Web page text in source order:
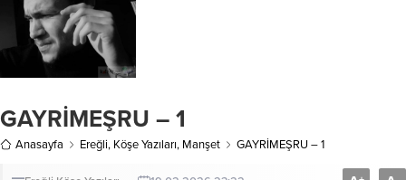
GAYRİMEŞRU – 1
Anasayfa Ereğli, Köşe Yazıları, Manşet GAYRİMEŞRU – 1